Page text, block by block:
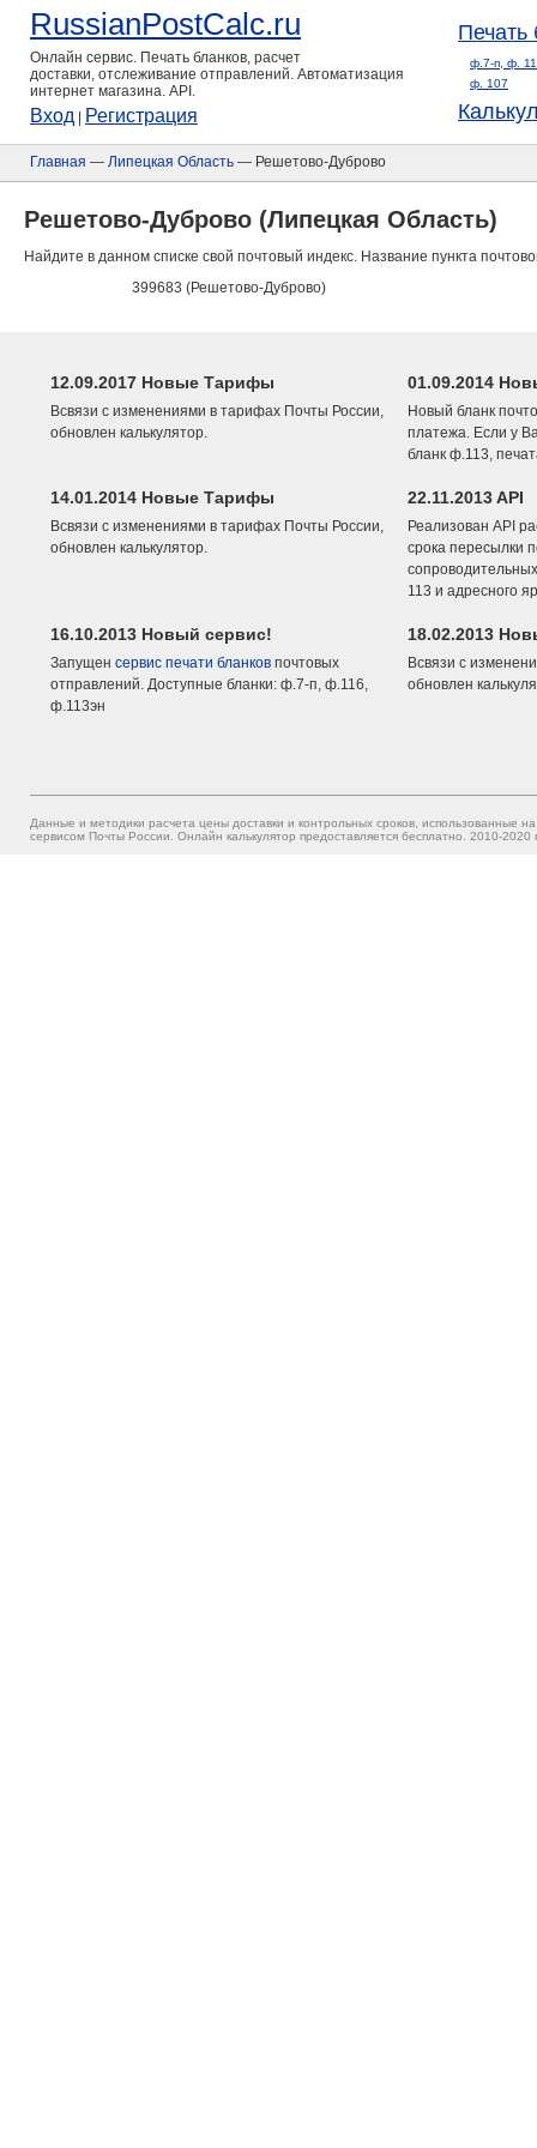
RussianPostCalc.ru
Онлайн сервис. Печать бланков, расчет
доставки, отслеживание отправлений. Автоматизация
интернет магазина. API.
Вход Регистрация
Печать
ф.7-п, ф.
ф. 107
Главная — Липецкая Область — Решетово-Дуброво
Решетово-Дуброво (Липецкая Область)
Найдите в данном списке свой почтовый индекс. Название пункта
399683 (Решетово-Дуброво)
12.09.2017 Новые Тарифы
Всвязи с изменениями в тарифах Почты России,
обновлен калькулятор.
01.09.2014
Новый бланк
платежа. Если у
бланк ф.113,
14.01.2014 Новые Тарифы
Всвязи с изменениями в тарифах Почты России,
обновлен калькулятор.
22.11.2013 API
Реализован API
срока пересылки
113 и адресного
16.10.2013 Новый сервис!
Запущен сервис печати бланков почтовых
отправлений. Доступные бланки: ф.7-п, ф.116,
ф.113эн
18.02.2013
Всвязи с
обновлен
Данные и методики расчета цены доставки и контрольных сроков, использованные
сервисом Почты России. Онлайн калькулятор предоставляется бесплатно. 2010-2020